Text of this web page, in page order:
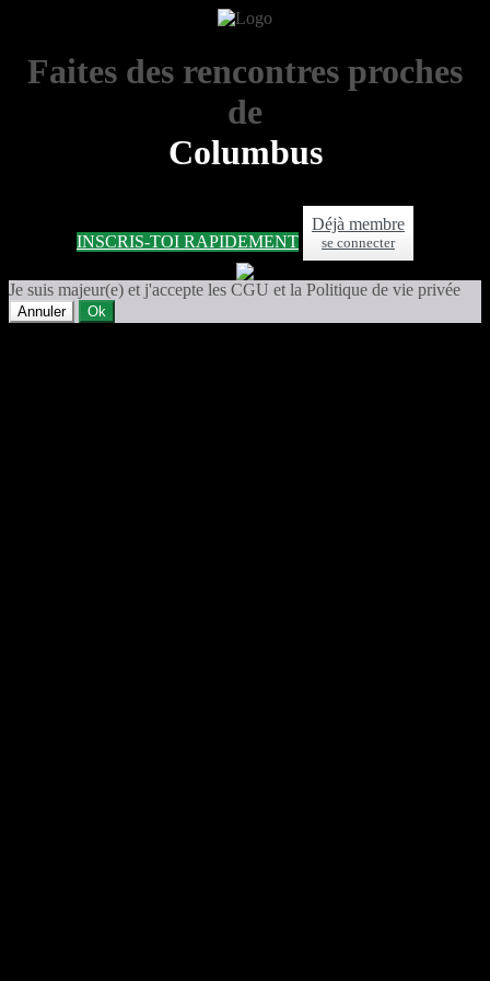
Faites des rencontres proches
de
Columbus
INSCRIS-TOI RAPIDEMENT
Déjà membre
se connecter
Je suis majeur(e) et j'accepte les CGU et la Politique de vie privée
Annuler Ok